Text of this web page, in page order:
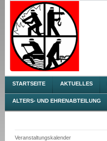
STARTSEITE AKTUELLES
ALTERS- UND EHRENABTEILUNG
Veranstaltungskalender